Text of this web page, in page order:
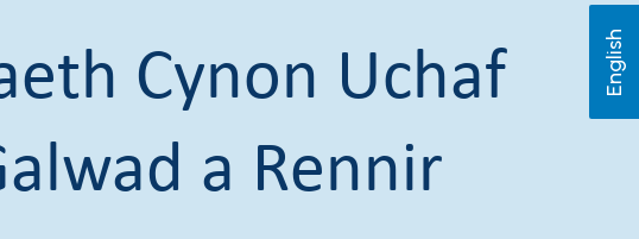
English
Cynon Uchaf
a Rennir